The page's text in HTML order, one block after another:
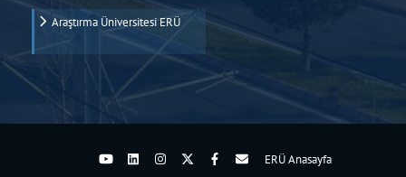
Araştırma Üniversitesi ERÜ
ERÜ Anasayfa